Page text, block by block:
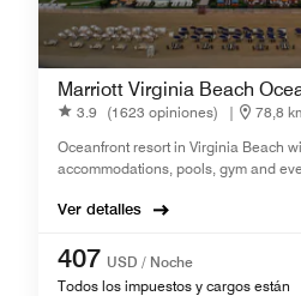
Marriott Virginia Beach
3.9 (1623 opiniones) |
78,8
Oceanfront resort in Virginia Beach
accommodations, pools, gym and
Ver detalles
407 USD / Noche
Todos los impuestos y cargos están